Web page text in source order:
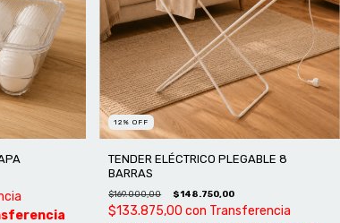
12 %OFF
TENDER ELÉCTRICO PLEGABLE 8
BARRAS
$169.000,00 $148.750,00
$133.875,00con Transferencia